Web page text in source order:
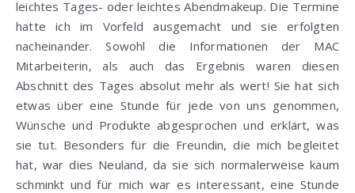
leichtes Tages- oder leichtes Abendmakeup. Die Termine
hatte ich im Vorfeld ausgemacht und sie erfolgten
nacheinander. Sowohl die Informationen der MAC
Mitarbeiterin, als auch das Ergebnis waren diesen
Abschnitt des Tages absolut mehr als wert! Sie hat sich
etwas über eine Stunde für jede von uns genommen,
Wünsche und Produkte abgesprochen und erklärt, was
sie tut. Besonders für die Freundin, die mich begleitet
hat, war dies Neuland, da sie sich normalerweise kaum
schminkt und für mich war es interessant, eine Stunde